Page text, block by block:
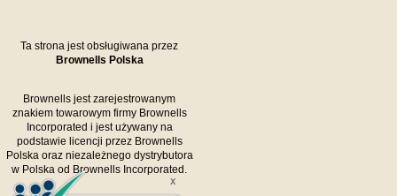
Ta strona jest obsługiwana przez
Brownells Polska
Brownells jest zarejestrowanym
znakiem towarowym firmy Brownells
Incorporated i jest używany na
podstawie licencji przez Brownells
Polska oraz niezależnego dystrybutora
w Polska od Brownells Incorporated.